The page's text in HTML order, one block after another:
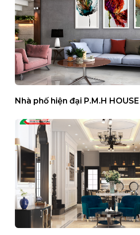
Nhà phố hiện đại P.M.H HOUSE